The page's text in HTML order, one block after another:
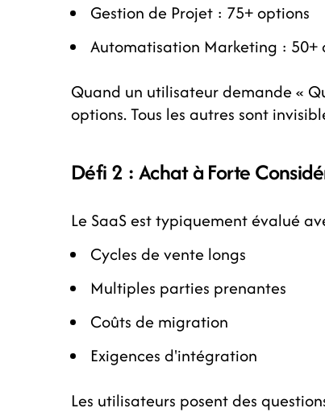
Gestion de Projet : 75+ options
Automatisation Marketing : 50+
Quand un utilisateur demande «
options. Tous les autres sont
Défi 2 : Achat à Forte
Le SaaS est typiquement évalué
Cycles de vente longs
Multiples parties prenantes
Coûts de migration
Exigences d'intégration
Les utilisateurs posent des